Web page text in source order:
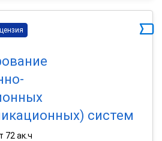
систем
72 ак.ч